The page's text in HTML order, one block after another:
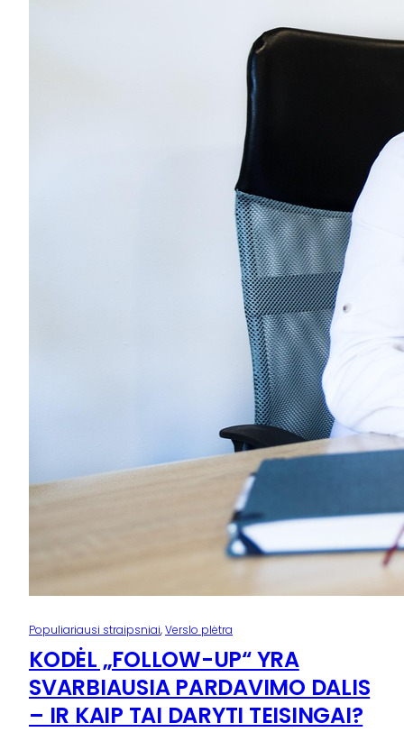
Populiariausi straipsniai, Verslo plėtra
KODĖL „FOLLOW-UP“ YRA
SVARBIAUSIA PARDAVIMO DALIS
– IR KAIP TAI DARYTI TEISINGAI?